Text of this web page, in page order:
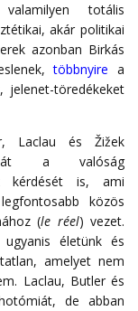
totális
akár politikai
azonban Birkás
többnyire a
jelenet-töredékeket
Laclau és Žižek
a valóság
kérdését is, ami
közös
(le réel) vezet.
életünk és
amelyet nem
Laclau, Butler és
de abban